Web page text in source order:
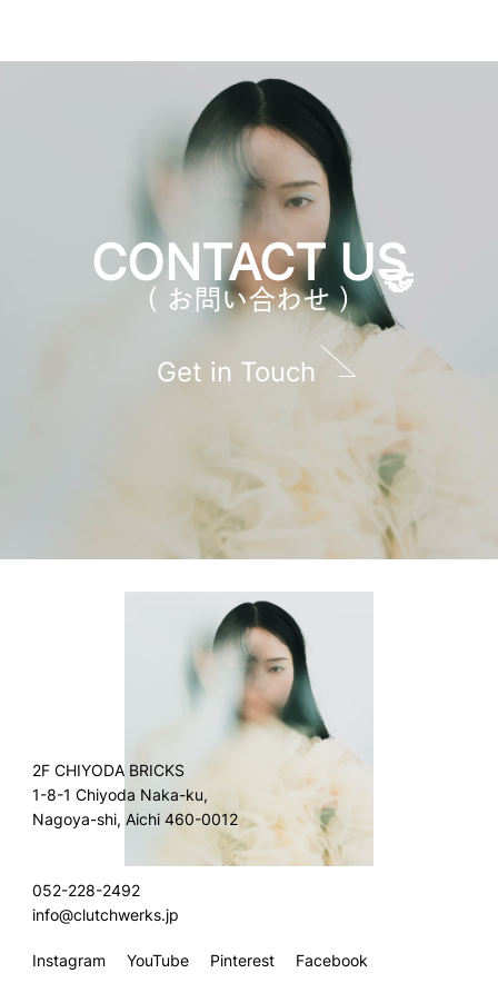
CONTACT US
（ お問い合わせ ）
Get in Touch
2F CHIYODA BRICKS
1-8-1 Chiyoda Naka-ku,
Nagoya-shi, Aichi 460-0012
052-228-2492
info@clutchwerks.jp
Instagram
YouTube Pinterest Facebook